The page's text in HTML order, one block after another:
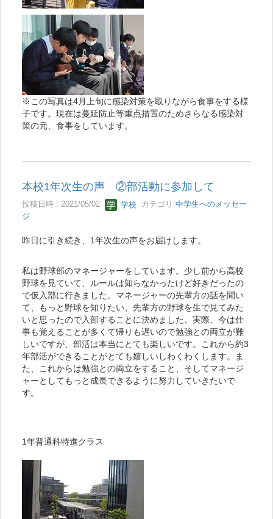
※この写真は4月上旬に感染対策を取りながら食事をする様
子です。 現在は蔓延防止等重点措置のためさらなる感染対
策の元、 食事をしています。
本校1年次生の声 ②部活動に参加して
投稿日時 : 2021/05/02 学校 カテゴリ:中学生へのメッセー
ジ
昨日に引き続き、1年次生の声をお届けします。
私は野球部のマネージャーをしています。少し前から高校
野球を見ていて、ルールは知らなかったけど好きだったの
で仮入部に行きました。マネージャーの先輩方の話を聞い
て、もっと野球を知りたい、先輩方の野球を生で見てみた
いと思ったので入部することに決めました。実際、今は仕
事も覚えることが多くて帰りも遅いので勉強との両立が難
しいですが、部活は本当にとても楽しいです。これから約3
年部活ができることがとても嬉しいしわくわくします。ま
た、これからは勉強との両立をすること、そしてマネージ
ャーとしてもっと成長できるように努力していきたいで
す。
1年普通科特進クラス